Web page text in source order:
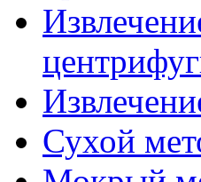
Сухой